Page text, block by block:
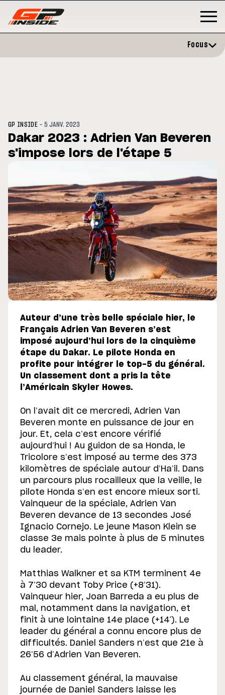
MOTO GP
Bretagne
Focus
GP INSIDE -5 JANV. 2023
Dakar 2023 : Adrien Van Beveren
s'impose lors de l'étape 5
Auteur d’une très belle spéciale hier, le
Français Adrien Van Beveren s’est
imposé aujourd’hui lors de la cinquième
étape du Dakar. Le pilote Honda en
profite pour intégrer le top-5 du général.
Un classement dont a pris la tête
l’Américain Skyler Howes.
On l’avait dit ce mercredi, Adrien Van
Beveren monte en puissance de jour en
jour. Et, cela c’est encore vérifié
aujourd’hui ! Au guidon de sa Honda, le
Tricolore s’est imposé au terme des 373
kilomètres de spéciale autour d’Ha’il. Dans
un parcours plus rocailleux que la veille, le
pilote Honda s’en est encore mieux sorti.
Vainqueur de la spéciale, Adrien Van
Beveren devance de 13 secondes José
Ignacio Cornejo. Le jeune Mason Klein se
classe 3e mais pointe à plus de 5 minutes
du leader.
Matthias Walkner et sa KTM terminent 4e
à 7’30 devant Toby Price (+8’31).
Vainqueur hier, Joan Barreda a eu plus de
mal, notamment dans la navigation, et
finit à une lointaine 14e place (+14′). Le
leader du général a connu encore plus de
difficultés. Daniel Sanders n’est que 21e à
26’56 d’Adrien Van Beveren.
Au classement général, la mauvaise
journée de Daniel Sanders laisse les